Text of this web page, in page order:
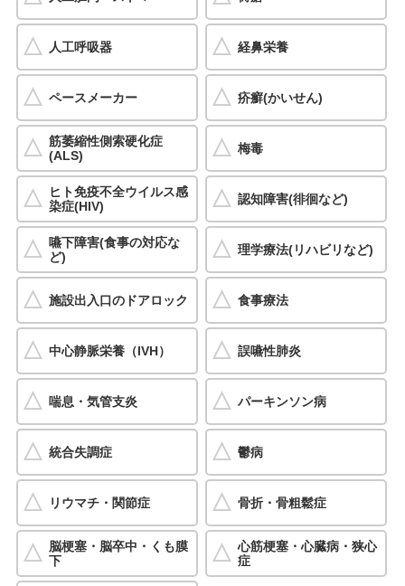
人工呼吸器 経鼻栄養
ペースメーカー 疥癬(かいせん)
筋萎縮性側索硬化症
(ALS)
梅毒
ヒト免疫不全ウイルス感
染症(HIV)
認知障害(徘徊など)
嚥下障害(食事の対応な
ど)
理学療法(リハビリなど)
施設出入口のドアロック 食事療法
中心静脈栄養（IVH） 誤嚥性肺炎
喘息・気管支炎 パーキンソン病
統合失調症 鬱病
リウマチ・関節症 骨折・骨粗鬆症
脳梗塞・脳卒中・くも膜
下
心筋梗塞・心臓病・狭心
症